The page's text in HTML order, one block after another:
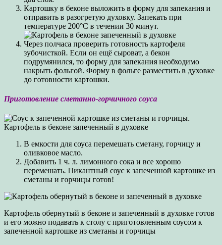
Картошку в беконе выложить в форму для запекания и
отправить в разогретую духовку. Запекать при
температуре 200°C в течении 30 минут.
Через полчаса проверить готовность картофеля
зубочисткой. Если он ещё сыроват, а бекон
подрумянился, то форму для запекания необходимо
накрыть фольгой. Форму в фольге разместить в духовке
до готовности картошки.
Приготовление сметанно-горчичного соуса
В емкости для соуса перемешать сметану, горчицу и
оливковое масло.
Добавить 1 ч. л. лимонного сока и все хорошо
перемешать. Пикантный соус к запеченной картошке из
сметаны и горчицы готов!
Картофель обернутый в беконе и запеченный в духовке готов
и его можно подавать к столу с приготовленным соусом к
запеченной картошке из сметаны и горчицы